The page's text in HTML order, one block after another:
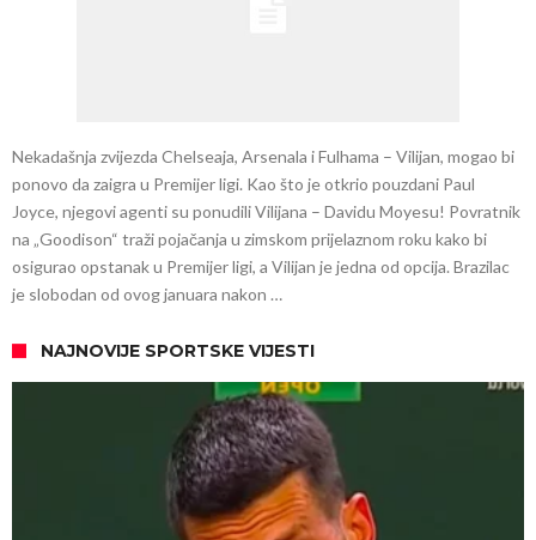
Nekadašnja zvijezda Chelseaja, Arsenala i Fulhama – Vilijan, mogao bi
ponovo da zaigra u Premijer ligi. Kao što je otkrio pouzdani Paul
Joyce, njegovi agenti su ponudili Vilijana – Davidu Moyesu! Povratnik
na „Goodison“ traži pojačanja u zimskom prijelaznom roku kako bi
osigurao opstanak u Premijer ligi, a Vilijan je jedna od opcija. Brazilac
je slobodan od ovog januara nakon …
NAJNOVIJE SPORTSKE VIJESTI